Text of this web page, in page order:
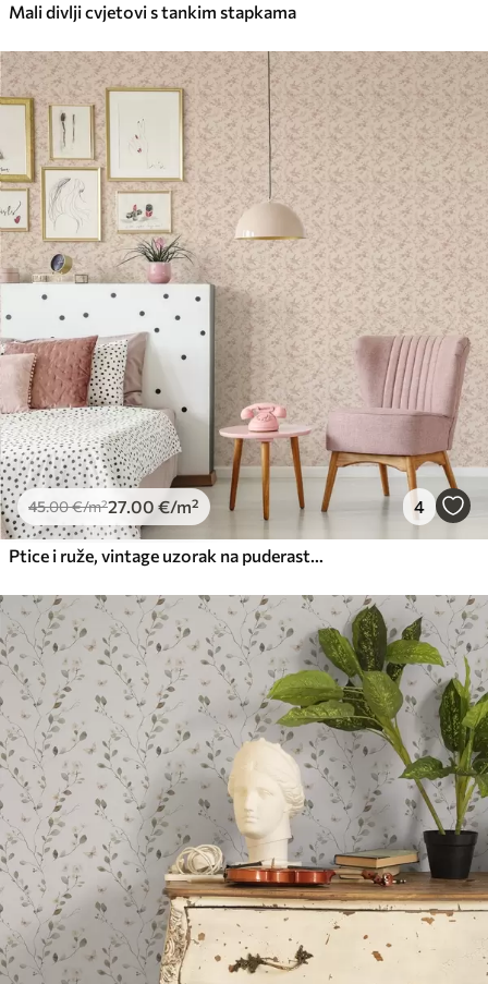
Mali divlji cvjetovi s tankim stapkama
45.00€/m²27.00 €/m² 4
Ptice i ruže, vintage uzorak na puderasto ružičastoj boji